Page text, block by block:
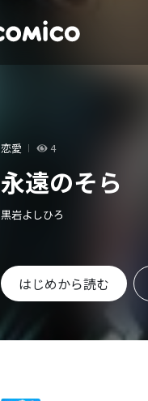
恋愛 4
永遠のそら
黒岩よしひろ
はじめから読む